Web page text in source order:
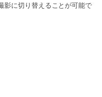
影に切り替えることが可能で